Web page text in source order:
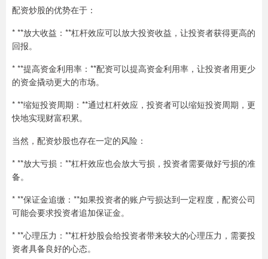
配资炒股的优势在于：
* **放大收益：**杠杆效应可以放大投资收益，让投资者获得更高的
回报。
* **提高资金利用率：**配资可以提高资金利用率，让投资者用更少
的资金撬动更大的市场。
* **缩短投资周期：**通过杠杆效应，投资者可以缩短投资周期，更
快地实现财富积累。
当然，配资炒股也存在一定的风险：
* **放大亏损：**杠杆效应也会放大亏损，投资者需要做好亏损的准
备。
* **保证金追缴：**如果投资者的账户亏损达到一定程度，配资公司
可能会要求投资者追加保证金。
* **心理压力：**杠杆炒股会给投资者带来较大的心理压力，需要投
资者具备良好的心态。